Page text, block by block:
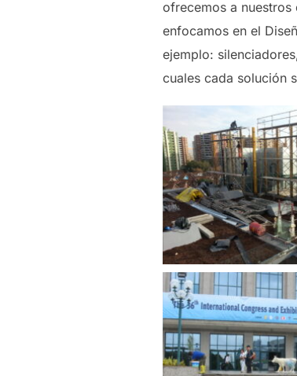
ofrecemos a
enfocamos en el
ejemplo:
cuales cada solución